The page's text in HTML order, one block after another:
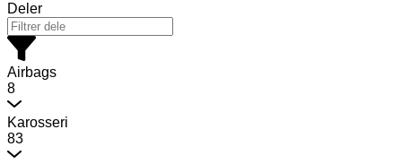
Deler
Airbags
8
Karosseri
83